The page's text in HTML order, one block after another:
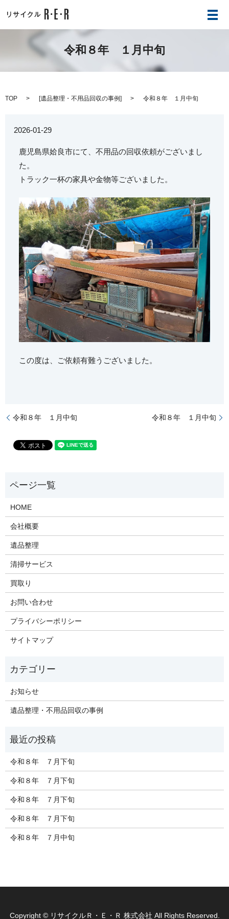
メ
令和８年 １月中旬
TOP [遺品整理・不用品回収の事例] 令和８年 １月中旬
2026-01-29
鹿児島県姶良市にて、不用品の回収依頼がございまし
た。
トラック一杯の家具や金物等ございました。
この度は、ご依頼有難うございました。
令和８年 １月中旬 令和８年 １月中旬
HOME
会社概要
遺品整理
清掃サービス
買取り
お問い合わせ
プライバシーポリシー
サイトマップ
お知らせ
遺品整理・不用品回収の事例
令和８年 ７月下旬
令和８年 ７月下旬
令和８年 ７月下旬
令和８年 ７月下旬
令和８年 ７月中旬
Copyright © リサイクルＲ・Ｅ・Ｒ 株式会社 All Rights Reserved.